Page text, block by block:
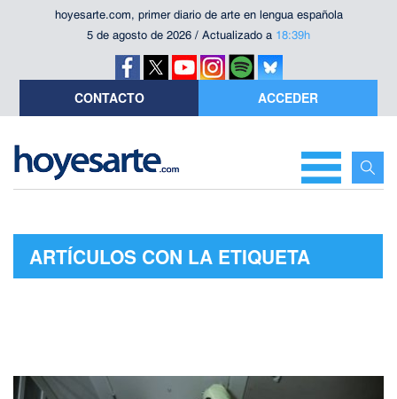
hoyesarte.com, primer diario de arte en lengua española
5 de agosto de 2026 / Actualizado a 18:39h
CONTACTO ACCEDER
ARTÍCULOS CON LA ETIQUETA